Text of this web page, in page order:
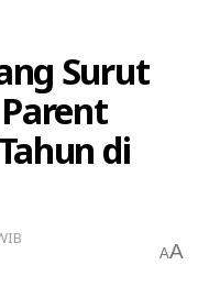
Surut
di
AA